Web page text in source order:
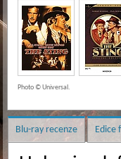
Photo © Universal.
Blu-ray recenze Edice